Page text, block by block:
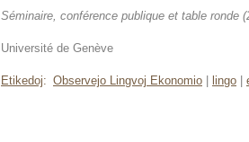
Séminaire, conférence publique et table ronde
Université de Genève
Etikedoj: Observejo Lingvoj Ekonomio lingo